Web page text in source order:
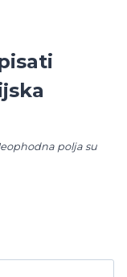
polja su